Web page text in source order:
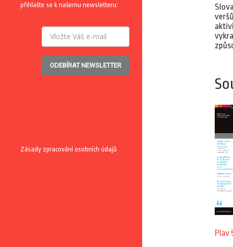
přihlašte se k našemu newsletteru:
ODEBÍRAT NEWSLETTER
Zásady zpracování osobních údajů
Plav